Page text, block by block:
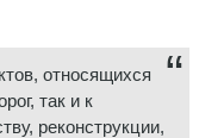
относящихся
так и к
реконструкции,